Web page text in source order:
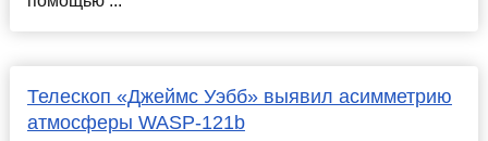
Телескоп «Джеймс Уэбб» выявил асимметрию
атмосферы WASP-121b